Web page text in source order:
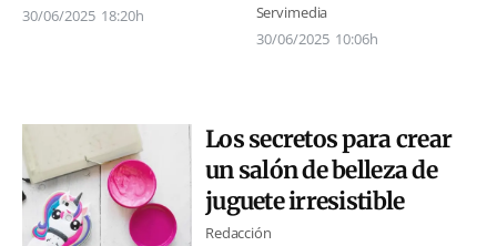
30/06/2025 18:20h
Servimedia
30/06/2025 10:06h
Los secretos para crear
un salón de belleza de
juguete irresistible
Redacción